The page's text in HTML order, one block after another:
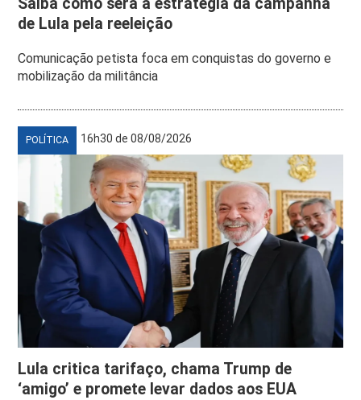
Saiba como será a estratégia da campanha
de Lula pela reeleição
Comunicação petista foca em conquistas do governo e
mobilização da militância
POLÍTICA 16h30 de 08/08/2026
Lula critica tarifaço, chama Trump de
‘amigo’ e promete levar dados aos EUA